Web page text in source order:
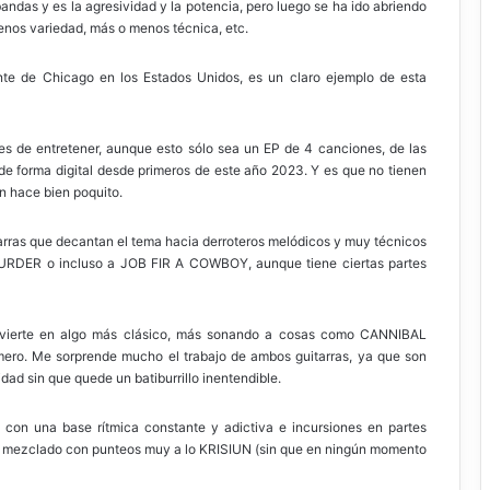
y es la agresividad y la potencia, pero luego se ha ido abriendo
variedad, más o menos técnica, etc.
de Chicago en los Estados Unidos, es un claro ejemplo de esta
de entretener, aunque esto sólo sea un EP de 4 canciones, de las
forma digital desde primeros de este año 2023. Y es que no tienen
hace bien poquito.
que decantan el tema hacia derroteros melódicos y muy técnicos
o incluso a JOB FIR A COWBOY, aunque tiene ciertas partes
en algo más clásico, más sonando a cosas como CANNIBAL
Me sorprende mucho el trabajo de ambos guitarras, ya que son
sin que quede un batiburrillo inentendible.
una base rítmica constante y adictiva e incursiones en partes
con punteos muy a lo KRISIUN (sin que en ningún momento